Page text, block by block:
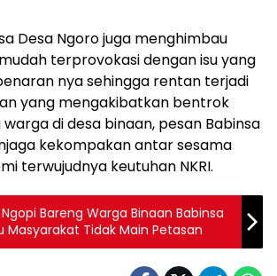
Desa Ngoro juga menghimbau
terprovokasi dengan isu yang
nya sehingga rentan terjadi
yang mengakibatkan bentrok
di desa binaan, pesan Babinsa
kekompakan antar sesama
terwujudnya keutuhan NKRI.
Bareng Warga Binaan Babinsa
Masyarakat Tidak Main Petasan